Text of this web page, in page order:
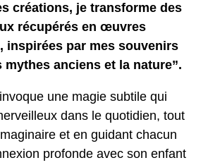
créations, je transforme des
récupérés en œuvres
inspirées par mes souvenirs
mythes anciens et la nature”.
invoque une magie subtile qui
dans le quotidien, tout
et en guidant chacun
profonde avec son enfant